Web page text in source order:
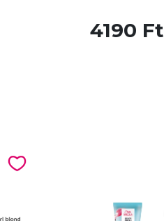
4190 Ft